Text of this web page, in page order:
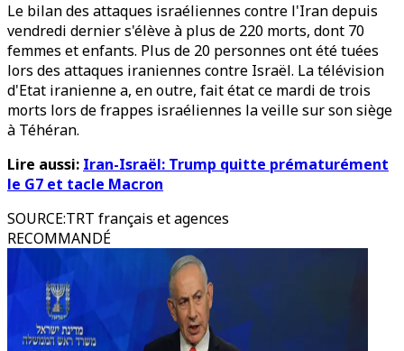
Le bilan des attaques israéliennes contre l'Iran depuis
vendredi dernier s'élève à plus de 220 morts, dont 70
femmes et enfants. Plus de 20 personnes ont été tuées
lors des attaques iraniennes contre Israël. La télévision
d'Etat iranienne a, en outre, fait état ce mardi de trois
morts lors de frappes israéliennes la veille sur son siège
à Téhéran.
Lire aussi: Iran-Israël: Trump quitte prématurément
le G7 et tacle Macron
SOURCE:TRT français et agences
RECOMMANDÉ